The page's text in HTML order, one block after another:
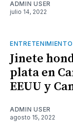
ADMIN USER
julio 14, 2022
ENTRETENIMIENTO
Jinete
plata en
EEUU y
ADMIN USER
agosto 15, 2022